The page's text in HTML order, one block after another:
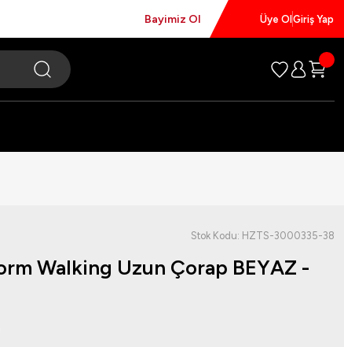
Bayimiz Ol Üye OlGiriş Yap
Stok Kodu: HZTS-3000335-38
Walking Uzun Çorap BEYAZ -